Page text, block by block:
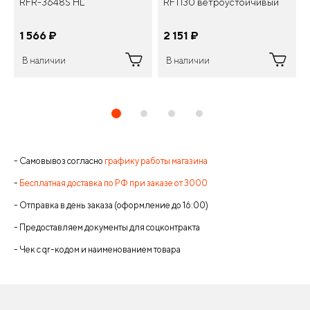
1 566 ¤
В наличии
2 151 ¤
В наличии
- Самовывоз согласно графику работы магазина
- Бесплатная доставка по РФ при заказе от 3000
- Отправка в день заказа (оформление до 16:00)
- Предоставляем документы для соцконтракта
- Чек с qr-кодом и наименованием товара